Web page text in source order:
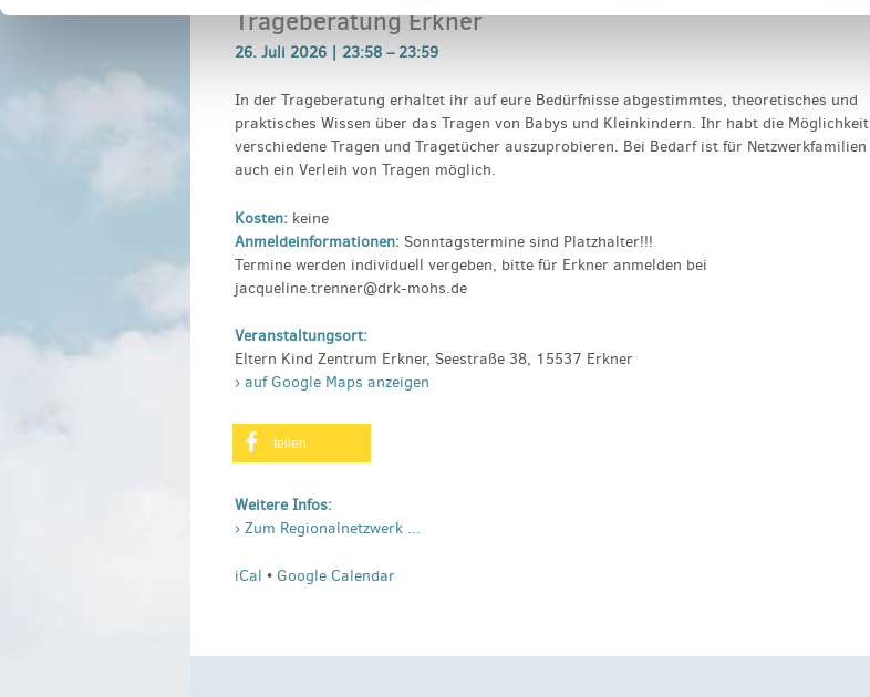
Trageberatung Erkner
26. Juli 2026 | 23:58 – 23:59
In der Trageberatung erhaltet ihr auf eure Bedürfnisse abgestimmtes, theoretisches und
praktisches Wissen über das Tragen von Babys und Kleinkindern. Ihr habt die Möglichkeit
verschiedene Tragen und Tragetücher auszuprobieren. Bei Bedarf ist für Netzwerkfamilien
auch ein Verleih von Tragen möglich.
Kosten: keine
Anmeldeinformationen: Sonntagstermine sind Platzhalter!!!
Termine werden individuell vergeben, bitte für Erkner anmelden bei
jacqueline.trenner@drk-mohs.de
Veranstaltungsort:
Eltern Kind Zentrum Erkner, Seestraße 38, 15537 Erkner
› auf Google Maps anzeigen
teilen
Weitere Infos:
› Zum Regionalnetzwerk ...
iCal • Google Calendar